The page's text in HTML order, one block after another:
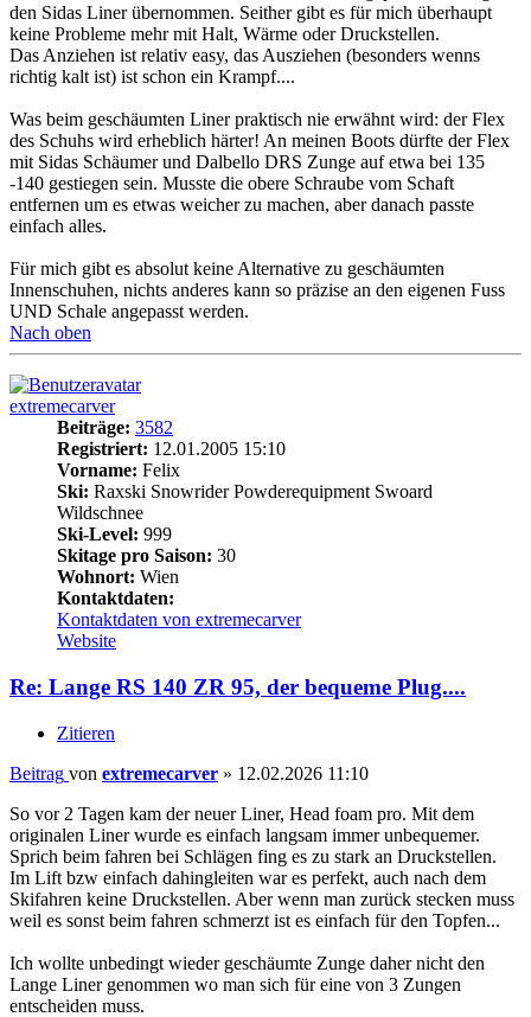
den Sidas Liner übernommen. Seither gibt es für mich überhaupt
keine Probleme mehr mit Halt, Wärme oder Druckstellen.
Das Anziehen ist relativ easy, das Ausziehen (besonders wenns
richtig kalt ist) ist schon ein Krampf....
Was beim geschäumten Liner praktisch nie erwähnt wird: der Flex
des Schuhs wird erheblich härter! An meinen Boots dürfte der Flex
mit Sidas Schäumer und Dalbello DRS Zunge auf etwa bei 135
-140 gestiegen sein. Musste die obere Schraube vom Schaft
entfernen um es etwas weicher zu machen, aber danach passte
einfach alles.
Für mich gibt es absolut keine Alternative zu geschäumten
Innenschuhen, nichts anderes kann so präzise an den eigenen Fuss
UND Schale angepasst werden.
Nach oben
extremecarver
Beiträge: 3582
Registriert: 12.01.2005 15:10
Vorname: Felix
Ski: Raxski Snowrider Powderequipment Swoard
Wildschnee
Ski-Level: 999
Skitage pro Saison: 30
Wohnort: Wien
Kontaktdaten:
Kontaktdaten von extremecarver
Website
Re: Lange RS 140 ZR 95, der bequeme Plug....
Zitieren
Beitrag von extremecarver » 12.02.2026 11:10
So vor 2 Tagen kam der neuer Liner, Head foam pro. Mit dem
originalen Liner wurde es einfach langsam immer unbequemer.
Sprich beim fahren bei Schlägen fing es zu stark an Druckstellen.
Im Lift bzw einfach dahingleiten war es perfekt, auch nach dem
Skifahren keine Druckstellen. Aber wenn man zurück stecken muss
weil es sonst beim fahren schmerzt ist es einfach für den Topfen...
Ich wollte unbedingt wieder geschäumte Zunge daher nicht den
Lange Liner genommen wo man sich für eine von 3 Zungen
entscheiden muss.